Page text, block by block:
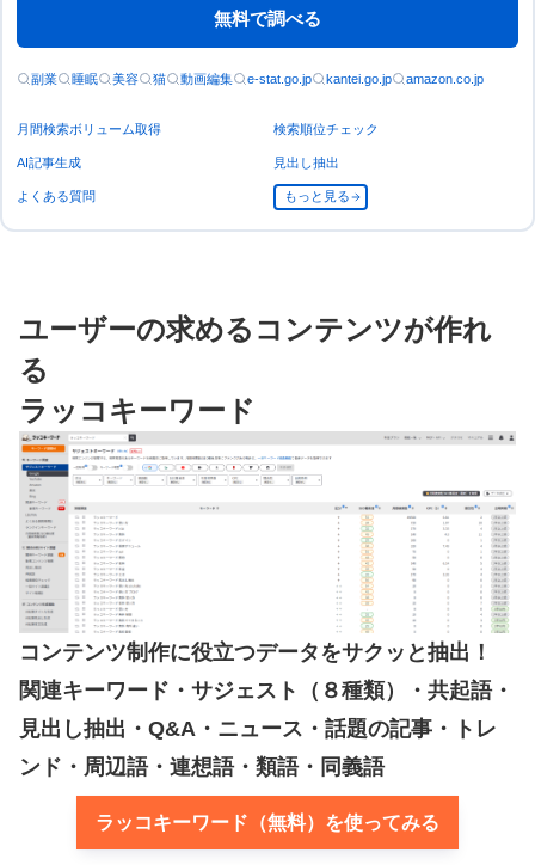
無料で調べる
副業 睡眠 美容 猫 動画編集 e-stat.go.jp kantei.go.jp amazon.co.jp
月間検索ボリューム取得 検索順位チェック
AI記事生成 見出し抽出
よくある質問 もっと見る
ユーザーの求めるコンテンツが作れ
る
ラッコキーワード
コンテンツ制作に役立つデータをサクッと抽出！
関連キーワード・サジェスト（８種類）・共起語・
見出し抽出・Q&A・ニュース・話題の記事・トレ
ンド・周辺語・連想語・類語・同義語
ラッコキーワード（無料）を使ってみる